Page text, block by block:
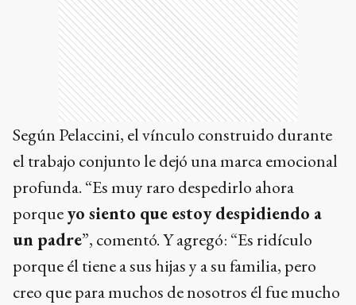
Según Pelaccini, el vínculo construido durante
el trabajo conjunto le dejó una marca emocional
profunda. “Es muy raro despedirlo ahora
porqueyo siento que estoy despidiendo a
un padre”, comentó. Y agregó: “Es ridículo
porque él tiene a sus hijas y a su familia, pero
creo que para muchos de nosotros él fue mucho